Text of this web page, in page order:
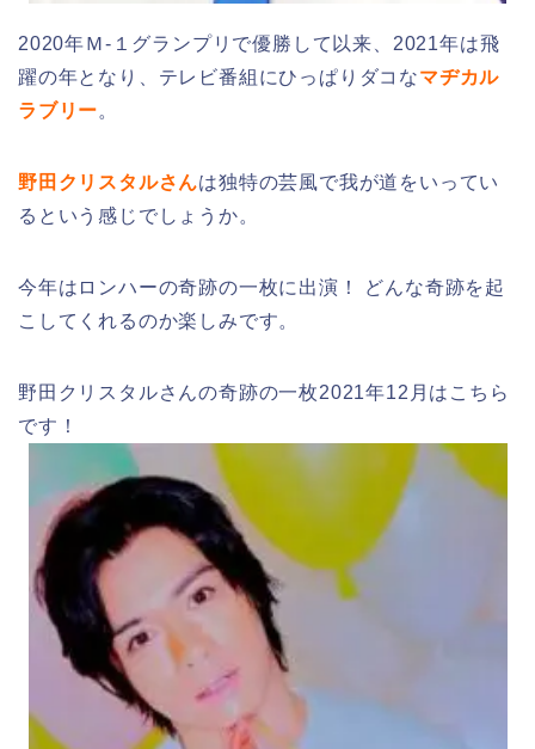
2020年Ｍ-１グランプリで優勝して以来、2021年は飛
躍の年となり、テレビ番組にひっぱりダコなマヂカル
ラブリー。
野田クリスタルさんは独特の芸風で我が道をいってい
るという感じでしょうか。
今年はロンハーの奇跡の一枚に出演！ どんな奇跡を起
こしてくれるのか楽しみです。
野田クリスタルさんの奇跡の一枚2021年12月はこちら
です！